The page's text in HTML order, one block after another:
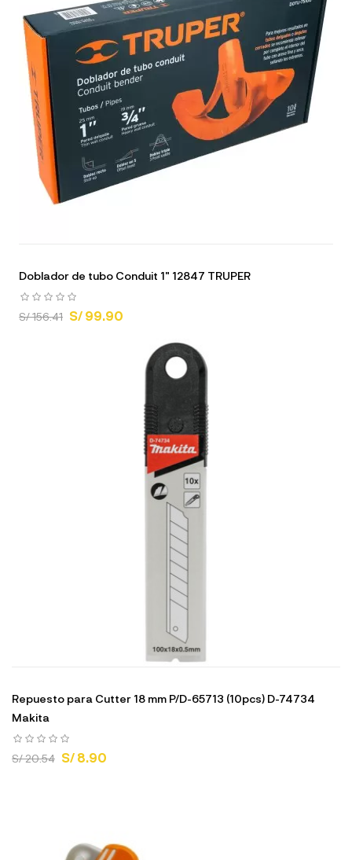
Doblador de tubo Conduit 1" 12847 TRUPER
S/ 156.41 S/ 99.90
Repuesto para Cutter 18 mm P/D-65713 (10pcs) D-74734
Makita
S/ 20.54 S/ 8.90